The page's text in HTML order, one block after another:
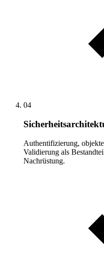
04
Authentifizierung,
Validierung als
Nachrüstung.